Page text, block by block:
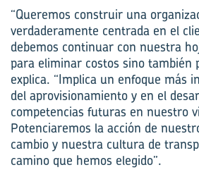
“Queremos construir una
verdaderamente centrada en el
debemos continuar con nuestra
para eliminar costos sino también
explica. “Implica un enfoque más
del aprovisionamiento y en el
competencias futuras en nuestro
Potenciaremos la acción de
cambio y nuestra cultura de
camino que hemos elegido”.